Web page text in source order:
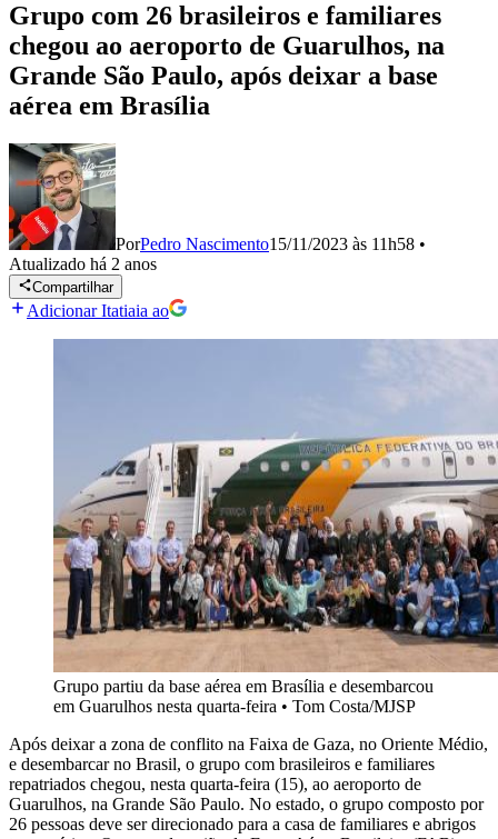
Grupo com 26 brasileiros e familiares
chegou ao aeroporto de Guarulhos, na
Grande São Paulo, após deixar a base
aérea em Brasília
PorPedro Nascimento15/11/2023 às 11h58 •
Atualizado há 2 anos
Compartilhar
Adicionar Itatiaia ao
Grupo partiu da base aérea em Brasília e desembarcou
em Guarulhos nesta quarta-feira • Tom Costa/MJSP
Após deixar a zona de conflito na Faixa de Gaza, no Oriente Médio,
e desembarcar no Brasil, o grupo com brasileiros e familiares
repatriados chegou, nesta quarta-feira (15), ao aeroporto de
Guarulhos, na Grande São Paulo. No estado, o grupo composto por
26 pessoas deve ser direcionado para a casa de familiares e abrigos